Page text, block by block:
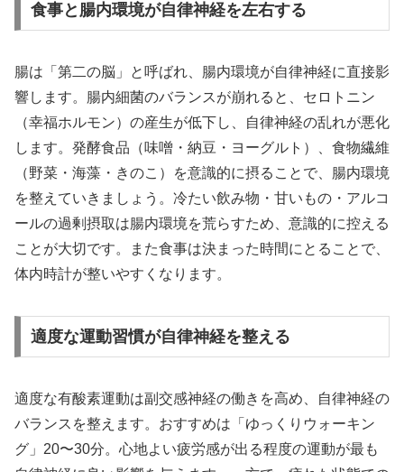
食事と腸内環境が自律神経を左右する
腸は「第二の脳」と呼ばれ、腸内環境が自律神経に直接影
響します。腸内細菌のバランスが崩れると、セロトニン
（幸福ホルモン）の産生が低下し、自律神経の乱れが悪化
します。発酵食品（味噌・納豆・ヨーグルト）、食物繊維
（野菜・海藻・きのこ）を意識的に摂ることで、腸内環境
を整えていきましょう。冷たい飲み物・甘いもの・アルコ
ールの過剰摂取は腸内環境を荒らすため、意識的に控える
ことが大切です。また食事は決まった時間にとることで、
体内時計が整いやすくなります。
適度な運動習慣が自律神経を整える
適度な有酸素運動は副交感神経の働きを高め、自律神経の
バランスを整えます。おすすめは「ゆっくりウォーキン
グ」20〜30分。心地よい疲労感が出る程度の運動が最も